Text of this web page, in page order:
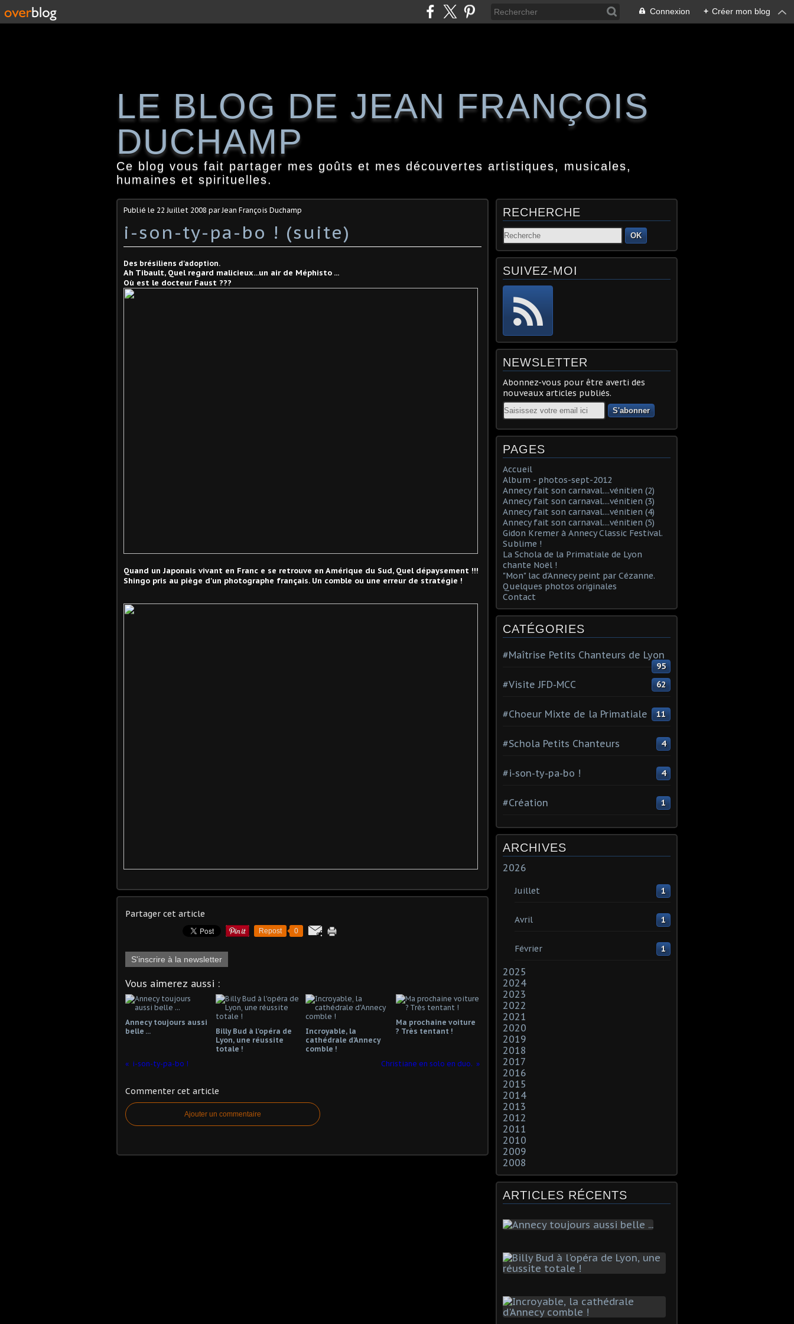
Connexion + Créer mon blog
LE BLOG DE JEAN FRANÇOIS
DUCHAMP
Ce blog vous fait partager mes goûts et mes découvertes artistiques, musicales,
humaines et spirituelles.
Publié le 22 Juillet 2008 par Jean François Duchamp
i-son-ty-pa-bo ! (suite)
Des brésiliens d'adoption.
Ah Tibault, Quel regard malicieux...un air de Méphisto ...
Où est le docteur Faust ???
Quand un Japonais vivant en Franc e se retrouve en Amérique du Sud, Quel dépaysement !!!
Shingo pris au piège d'un photographe français. Un comble ou une erreur de stratégie !
Partager cet article
Repost 0
S'inscrire à la newsletter
Vous aimerez aussi :
Annecy toujours aussi
belle ...
Billy Bud à l'opéra de
Lyon, une réussite
totale !
Incroyable, la
cathédrale d'Annecy
comble !
Ma prochaine voiture
? Très tentant !
i-son-ty-pa-bo ! Christiane en solo en duo.
Commenter cet article
Ajouter un commentaire
RECHERCHE
OK
SUIVEZ-MOI
NEWSLETTER
Abonnez-vous pour être averti des
nouveaux articles publiés.
Email
PAGES
Accueil
Album - photos-sept-2012
Annecy fait son carnaval....vénitien (2)
Annecy fait son carnaval....vénitien (3)
Annecy fait son carnaval....vénitien (4)
Annecy fait son carnaval....vénitien (5)
Gidon Kremer à Annecy Classic Festival.
Sublime !
La Schola de la Primatiale de Lyon
chante Noël !
"Mon" lac d'Annecy peint par Cézanne.
Quelques photos originales
Contact
CATÉGORIES
#Maîtrise Petits Chanteurs de Lyon
95
#Visite JFD-MCC 62
#Choeur Mixte de la Primatiale 11
#Schola Petits Chanteurs 4
#i-son-ty-pa-bo ! 4
#Création 1
ARCHIVES
2026
Juillet 1
Avril 1
Février 1
2025
2024
2023
2022
2021
2020
2019
2018
2017
2016
2015
2014
2013
2012
2011
2010
2009
2008
ARTICLES RÉCENTS